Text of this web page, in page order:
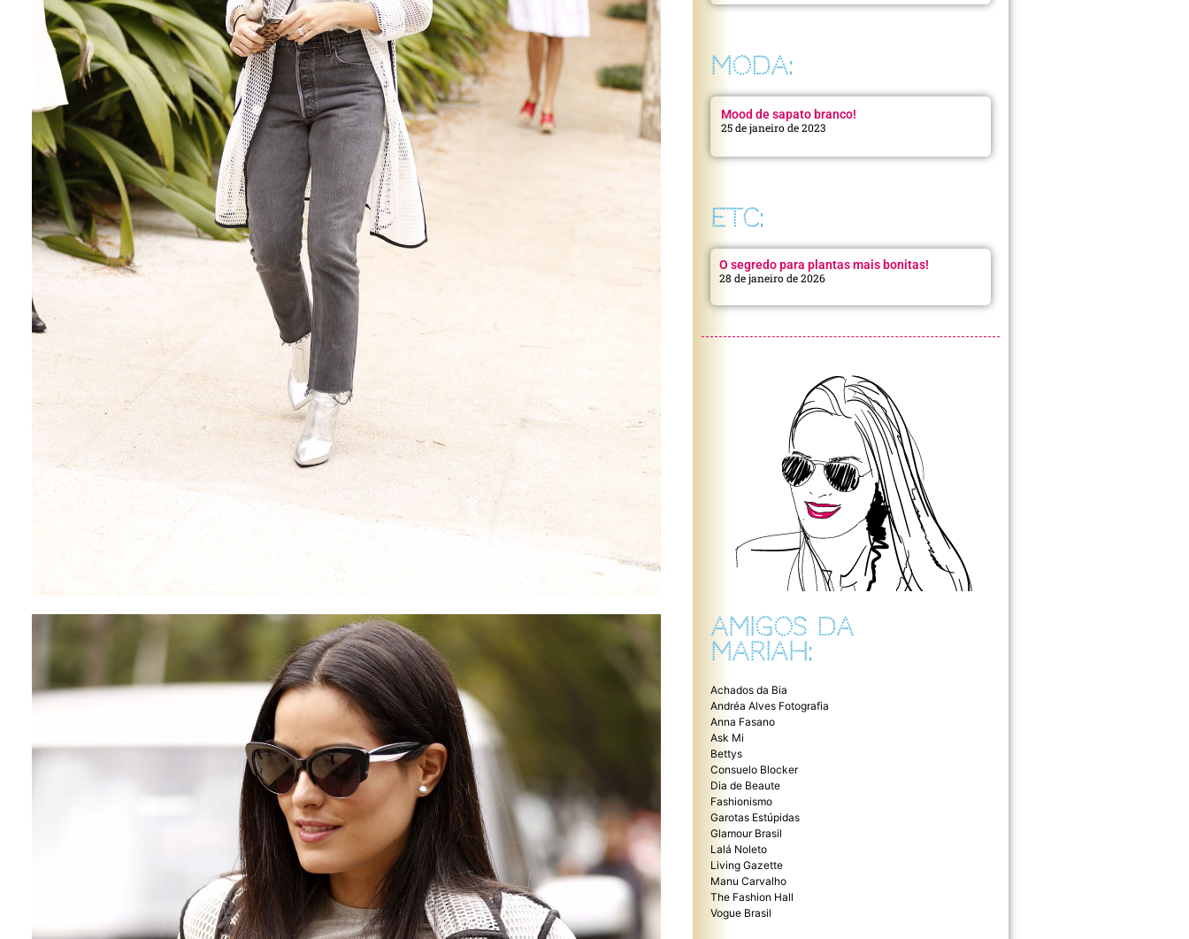
MODA:
Mood de sapato branco!
25 de janeiro de 2023
ETC:
O segredo para plantas mais bonitas!
28 de janeiro de 2026
AMIGOS DA
MARIAH:
Achados da Bia
Andréa Alves Fotografia
Anna Fasano
Ask Mi
Bettys
Consuelo Blocker
Dia de Beaute
Fashionismo
Garotas Estúpidas
Glamour Brasil
Lalá Noleto
Living Gazette
Manu Carvalho
The Fashion Hall
Vogue Brasil